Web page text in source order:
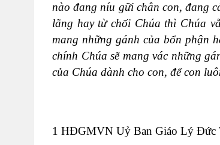
nào đang níu gữi chân con, đang
lãng hay từ chối Chúa thì Chúa
mang những gánh của bổn phận
chính Chúa sẽ mang vác những
của Chúa dành cho con, để con
1 HĐGMVN Uỷ Ban Giáo Lý Đức